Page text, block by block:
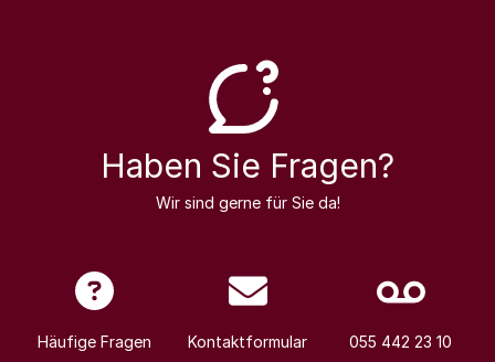
Haben Sie Fragen?
Wir sind gerne für Sie da!
Häufige Fragen Kontaktformular 055 442 23 10